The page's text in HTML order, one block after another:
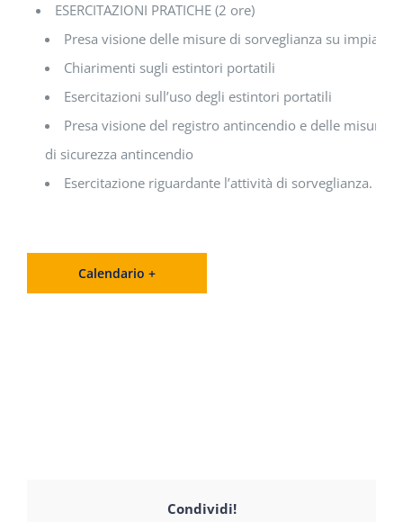
ESERCITAZIONI PRATICHE (2 ore)
Presa visione delle misure di sorveglianza su
Chiarimenti sugli estintori portatili
Esercitazioni sull’uso degli estintori portatili
Presa visione del registro antincendio e delle misure
di sicurezza antincendio
Esercitazione riguardante l’attività di sorveglianza.
Calendario +
Condividi!